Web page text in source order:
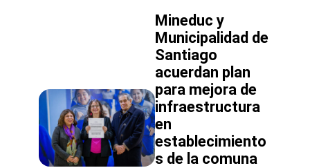
Mineduc y
Municipalidad de
Santiago
acuerdan plan
para mejora de
infraestructura
en
establecimiento
s de la comuna